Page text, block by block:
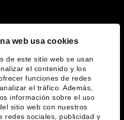
web usa cookies
de este sitio web se usan
el contenido y los
funciones de redes
el tráfico. Además,
información sobre el uso
sitio web con nuestros
redes sociales, publicidad y